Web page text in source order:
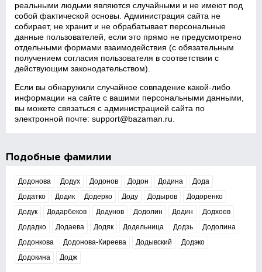
реальными людьми являются случайными и не имеют под
собой фактической основы. Администрация сайта не
собирает, не хранит и не обрабатывает персональные
данные пользователей, если это прямо не предусмотрено
отдельными формами взаимодействия (с обязательным
получением согласия пользователя в соответствии с
действующим законодательством).
Если вы обнаружили случайное совпадение какой‑либо
информации на сайте с вашими персональными данными,
вы можете связаться с администрацией сайта по
электронной почте:support@bazaman.ru
Подобные фамилии
Додонова Додух Додонов Додон Додина
Дода
Додатко
Додик Додерко Доду Додыров
Додоренко
Додук
Додарбеков Додунов Додолин Додин
Додхоев
Додадко
Додаева Додяк Додельница Додзь
Додолина
Додонкова
Додонова-Киреева Додывский
Додэко
Додокина
Додж